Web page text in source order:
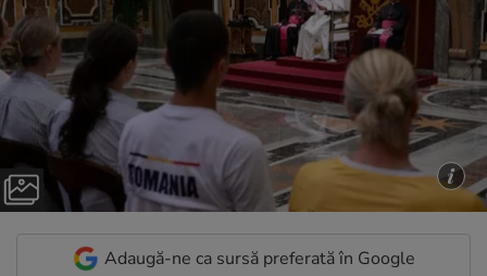
Adaugă-ne ca sursă preferată în Google